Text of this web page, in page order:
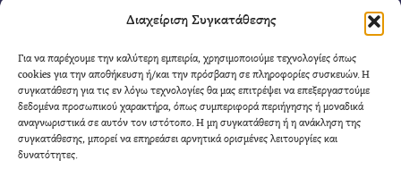
Διαχείριση Συγκατάθεσης
Για να παρέχουμε την καλύτερη εμπειρία, χρησιμοποιούμε τεχνολογίες όπως
cookies για την αποθήκευση ή/και την πρόσβαση σε πληροφορίες συσκευών. Η
συγκατάθεση για τις εν λόγω τεχνολογίες θα μας επιτρέψει να επεξεργαστούμε
δεδομένα προσωπικού χαρακτήρα, όπως συμπεριφορά περιήγησης ή μοναδικά
αναγνωριστικά σε αυτόν τον ιστότοπο. Η μη συγκατάθεση ή η ανάκληση της
συγκατάθεσης, μπορεί να επηρεάσει αρνητικά ορισμένες λειτουργίες και
δυνατότητες.
42
Τέχνη 3
Τεχνολογία
Υγεία
Φαντασία